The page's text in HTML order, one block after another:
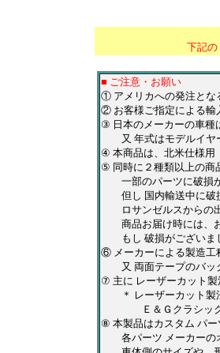
下記の
■ ご注意・お願い
① アメリカへの発注とな
② お客様ご指定による輸
③ 日本のメーカーの車種
又 年式はモデルイヤー
④ 本商品は、北米仕様用
⑤ 同時に２種類以上の商
一部のパーツに破損が
但し 国内輸送中に破損
ロサンゼルスからの出
商品お届け時には、お
もし 破損がございまし
⑥ メーカーによる製造工
又 両面テープのバッ
⑦ 主に レーザーカット
＊ レーザーカット製法
Ｅ＆Ｇクラシックス・
⑧ 本製品はカスタム パ
各パーツ メーカーのオ